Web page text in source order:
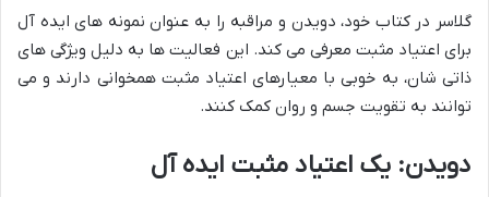
گلاسر در کتاب خود، دویدن و مراقبه را به عنوان نمونه های ایده آل
برای اعتیاد مثبت معرفی می کند. این فعالیت ها به دلیل ویژگی های
ذاتی شان، به خوبی با معیارهای اعتیاد مثبت همخوانی دارند و می
توانند به تقویت جسم و روان کمک کنند.
دویدن: یک اعتیاد مثبت ایده آل